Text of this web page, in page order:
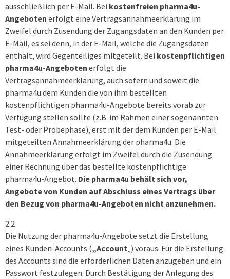
ausschließlich per E-Mail. Bei kostenfreien pharma4u-
Angeboten erfolgt eine Vertragsannahmeerklärung im
Zweifel durch Zusendung der Zugangsdaten an den Kunden per
E-Mail, es sei denn, in der E-Mail, welche die Zugangsdaten
enthält, wird Gegenteiliges mitgeteilt. Bei kostenpflichtigen
pharma4u-Angeboten erfolgt die
Vertragsannahmeerklärung, auch sofern und soweit die
pharma4u dem Kunden die von ihm bestellten
kostenpflichtigen pharma4u-Angebote bereits vorab zur
Verfügung stellen sollte (z.B. im Rahmen einer sogenannten
Test- oder Probephase), erst mit der dem Kunden per E-Mail
mitgeteilten Annahmeerklärung der pharma4u. Die
Annahmeerklärung erfolgt im Zweifel durch die Zusendung
einer Rechnung über das bestellte kostenpflichtige
pharma4u-Angebot. Die pharma4u behält sich vor,
Angebote von Kunden auf Abschluss eines Vertrags über
den Bezug von pharma4u-Angeboten nicht anzunehmen.
2.2
Die Nutzung der pharma4u-Angebote setzt die Erstellung
eines Kunden-Accounts („Account „) voraus. Für die Erstellung
des Accounts sind die erforderlichen Daten anzugeben und ein
Passwort festzulegen. Durch Bestätigung der Anlegung des